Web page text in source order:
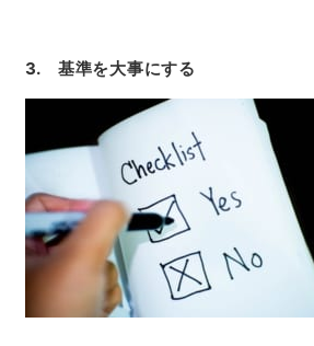
3. 基準を大事にする